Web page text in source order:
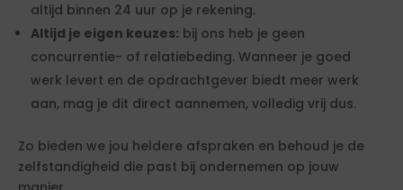
altijd binnen 24 uur op je rekening.
Altijd je eigen keuzes: bij ons heb je geen
concurrentie- of relatiebeding. Wanneer je goed
werk levert en de opdrachtgever biedt meer werk
aan, mag je dit direct aannemen, volledig vrij dus.
Zo bieden we jou heldere afspraken en behoud je de
zelfstandigheid die past bij ondernemen op jouw